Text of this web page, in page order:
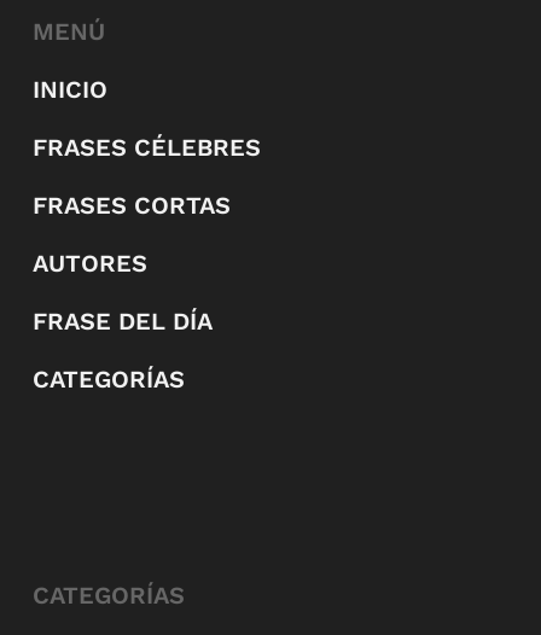
MENÚ
INICIO
FRASES CÉLEBRES
FRASES CORTAS
AUTORES
FRASE DEL DÍA
CATEGORÍAS
CATEGORÍAS